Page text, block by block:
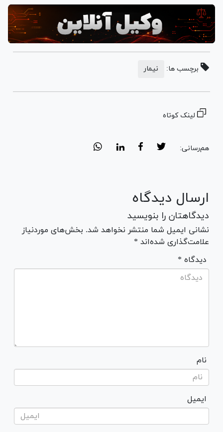
برچسب ها: نیمار
لینک کوتاه
هم‌رسانی:
ارسال دیدگاه
دیدگاهتان را بنویسید
نشانی ایمیل شما منتشر نخواهد شد. بخش‌های موردنیاز
علامت‌گذاری شده‌اند *
* دیدگاه
نام
ایمیل